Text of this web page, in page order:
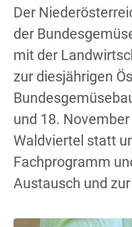
Der
der
mit der
zur diesjährigen
und 18.
Waldviertel statt
Fachprogramm
Austausch und